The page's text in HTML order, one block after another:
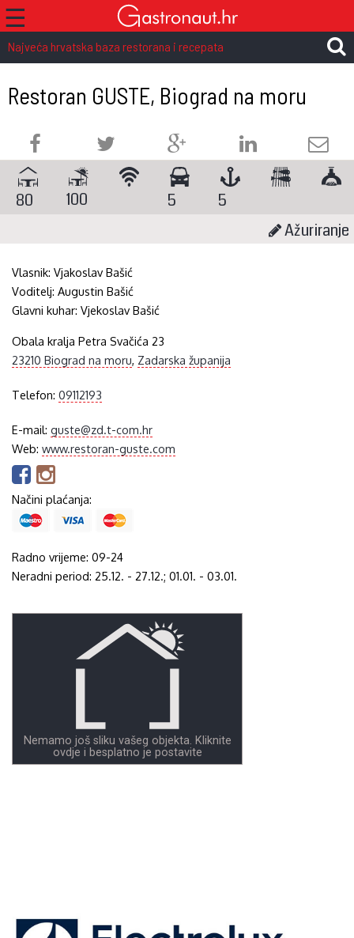
☰
Najveća hrvatska baza restorana i recepata
Restoran GUSTE, Biograd na moru
80 100 5
5
Ažuriranje
Vlasnik:Vjakoslav Bašić
Voditelj:Augustin Bašić
Glavni kuhar:Vjekoslav Bašić
Obala kralja Petra Svačića 23
23210 Biograd na moru, Zadarska županija
Telefon:09112193
E-mail:guste@zd.t-com.hr
Web:www.restoran-guste.com
Načini plaćanja:
Radno vrijeme: 09-24
Neradni period: 25.12. - 27.12.; 01.01. - 03.01.
Nemamo još sliku vašeg objekta. Kliknite
ovdje i besplatno je postavite